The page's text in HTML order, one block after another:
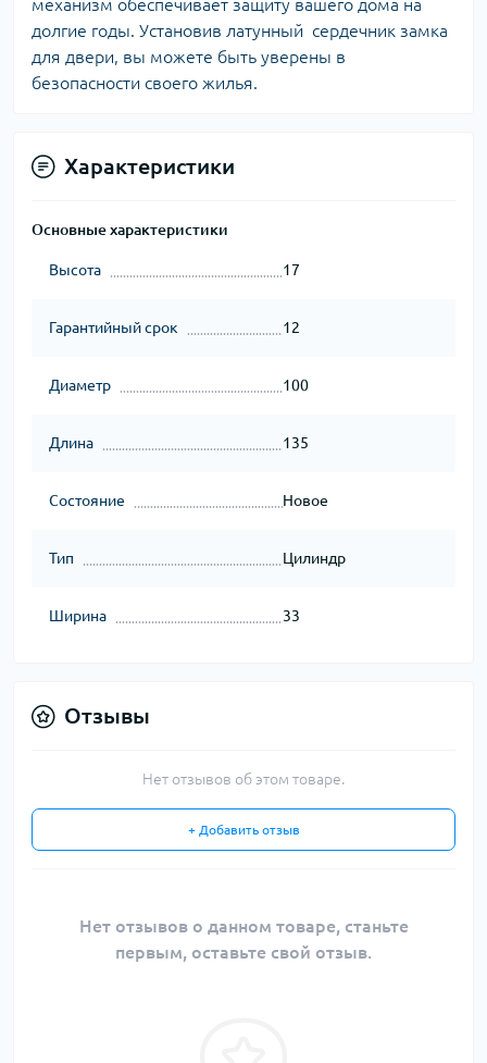
механизм обеспечивает защиту вашего дома на
долгие годы. Установив латунный сердечник замка
для двери, вы можете быть уверены в
безопасности своего жилья.
Характеристики
Основные характеристики
Высота 17
Гарантийный срок 12
Диаметр 100
Длина 135
Состояние Новое
Тип Цилиндр
Ширина 33
Отзывы
Нет отзывов об этом товаре.
+ Добавить отзыв
Нет отзывов о данном товаре, станьте
первым, оставьте свой отзыв.